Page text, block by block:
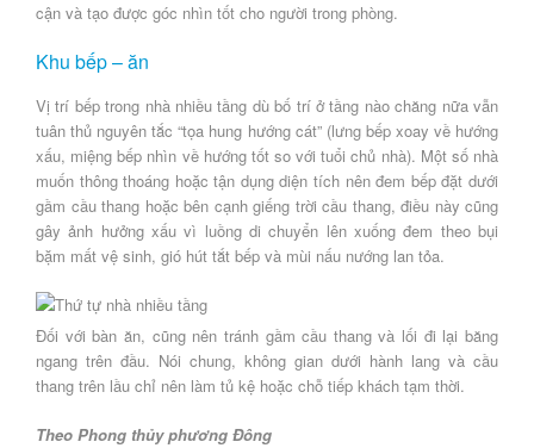
cận và tạo được góc nhìn tốt cho người trong phòng.
Khu bếp – ăn
Vị trí bếp trong nhà nhiều tầng dù bố trí ở tầng nào chăng nữa vẫn
tuân thủ nguyên tắc “tọa hung hướng cát” (lưng bếp xoay về hướng
xấu, miệng bếp nhìn về hướng tốt so với tuổi chủ nhà). Một số nhà
muốn thông thoáng hoặc tận dụng diện tích nên đem bếp đặt dưới
gầm cầu thang hoặc bên cạnh giếng trời cầu thang, điều này cũng
gây ảnh hưởng xấu vì luồng di chuyển lên xuống đem theo bụi
bặm mất vệ sinh, gió hút tắt bếp và mùi nấu nướng lan tỏa.
Đối với bàn ăn, cũng nên tránh gầm cầu thang và lối đi lại băng
ngang trên đầu. Nói chung, không gian dưới hành lang và cầu
thang trên lầu chỉ nên làm tủ kệ hoặc chỗ tiếp khách tạm thời.
Theo Phong thủy phương Đông